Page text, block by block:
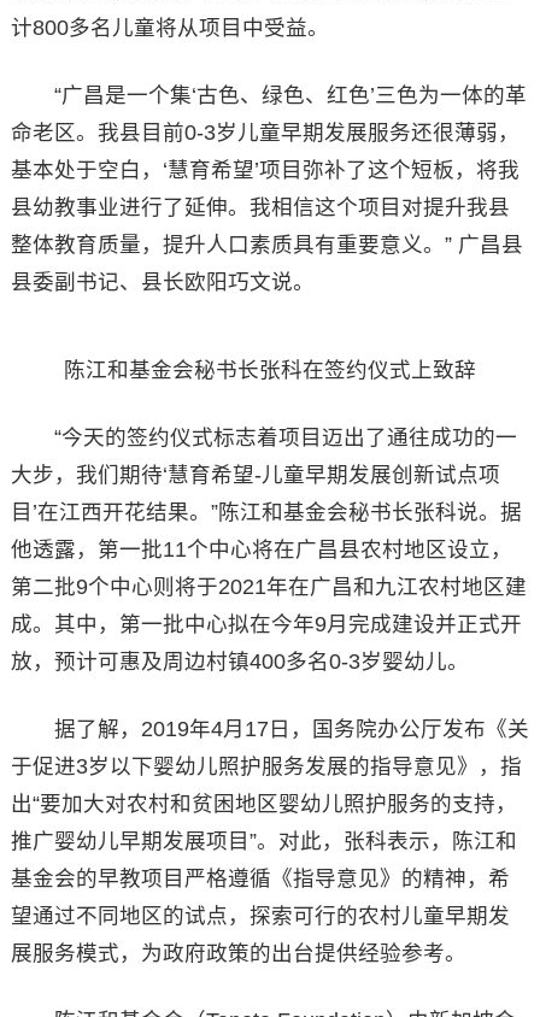
计800多名儿童将从项目中受益。
“广昌是一个集‘古色、绿色、红色’三色为一体的革
命老区。我县目前0-3岁儿童早期发展服务还很薄弱，
基本处于空白，‘慧育希望’项目弥补了这个短板，将我
县幼教事业进行了延伸。我相信这个项目对提升我县
整体教育质量，提升人口素质具有重要意义。” 广昌县
县委副书记、县长欧阳巧文说。
陈江和基金会秘书长张科在签约仪式上致辞
“今天的签约仪式标志着项目迈出了通往成功的一
大步，我们期待‘慧育希望-儿童早期发展创新试点项
目’在江西开花结果。”陈江和基金会秘书长张科说。据
他透露，第一批11个中心将在广昌县农村地区设立，
第二批9个中心则将于2021年在广昌和九江农村地区建
成。其中，第一批中心拟在今年9月完成建设并正式开
放，预计可惠及周边村镇400多名0-3岁婴幼儿。
据了解，2019年4月17日，国务院办公厅发布《关
于促进3岁以下婴幼儿照护服务发展的指导意见》，指
出“要加大对农村和贫困地区婴幼儿照护服务的支持，
推广婴幼儿早期发展项目”。对此，张科表示，陈江和
基金会的早教项目严格遵循《指导意见》的精神，希
望通过不同地区的试点，探索可行的农村儿童早期发
展服务模式，为政府政策的出台提供经验参考。